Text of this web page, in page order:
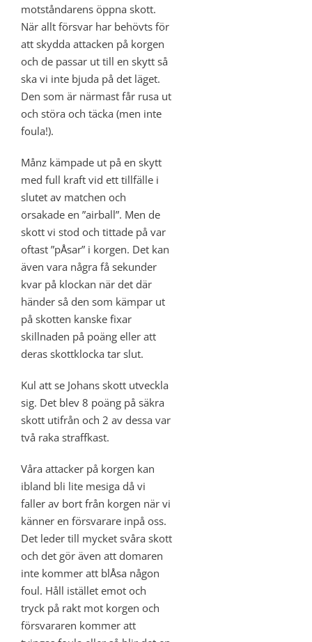
motståndarens öppna skott.
När allt försvar har behövts för
att skydda attacken på korgen
och de passar ut till en skytt så
ska vi inte bjuda på det läget.
Den som är närmast får rusa ut
och störa och täcka (men inte
foula!).
Månz kämpade ut på en skytt
med full kraft vid ett tillfälle i
slutet av matchen och
orsakade en ”airball”. Men de
skott vi stod och tittade på var
oftast ”pÅsar” i korgen. Det kan
även vara några få sekunder
kvar på klockan när det där
händer så den som kämpar ut
på skotten kanske fixar
skillnaden på poäng eller att
deras skottklocka tar slut.
Kul att se Johans skott utveckla
sig. Det blev 8 poäng på säkra
skott utifrån och 2 av dessa var
två raka straffkast.
Våra attacker på korgen kan
ibland bli lite mesiga då vi
faller av bort från korgen när vi
känner en försvarare inpå oss.
Det leder till mycket svåra skott
och det gör även att domaren
inte kommer att blÅsa någon
foul. Håll istället emot och
tryck på rakt mot korgen och
försvararen kommer att